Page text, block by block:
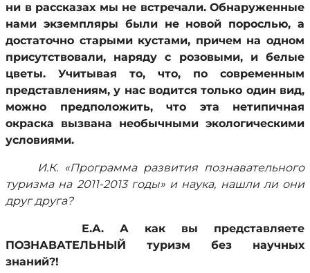
ни в рассказах мы не встречали. Обнаруженные
нами экземпляры были не новой порослью, а
достаточно старыми кустами, причем на одном
присутствовали, наряду с розовыми, и белые
цветы. Учитывая то, что, по современным
представлениям, у нас водится только один вид,
можно предположить, что эта нетипичная
окраска вызвана необычными экологическими
условиями.
И.К. «Программа развития познавательного
туризма на 2011-2013 годы» и наука, нашли ли они
друг друга?
Е.А. А как вы представляете
ПОЗНАВАТЕЛЬНЫЙ туризм без научных
знаний?!